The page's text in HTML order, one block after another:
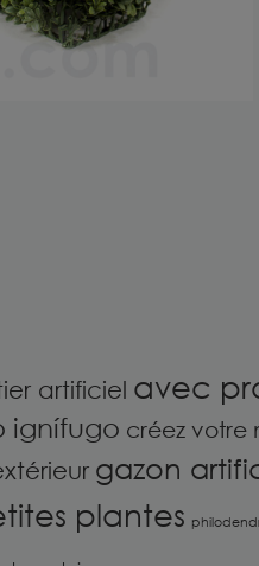
artificiel avec
ignífugo créez votre
gazon
plantes